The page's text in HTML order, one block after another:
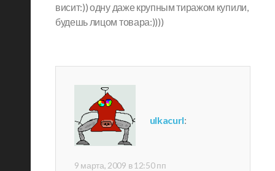
висит:)) одну даже крупным тиражом купили,
будешь лицом товара:))))
ulkacurl:
9 марта, 2009 в 12:50 пп